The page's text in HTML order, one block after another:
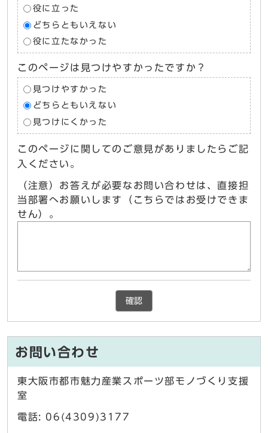
役に立った
どちらともいえない
役に立たなかった
このページは見つけやすかったですか？
見つけやすかった
どちらともいえない
見つけにくかった
このページに関してのご意見がありましたらご記
入ください。
（注意）お答えが必要なお問い合わせは、直接担
当部署へお願いします（こちらではお受けできま
せん）。
確認
お問い合わせ
東大阪市都市魅力産業スポーツ部モノづくり支援
室
電話: 06(4309)3177